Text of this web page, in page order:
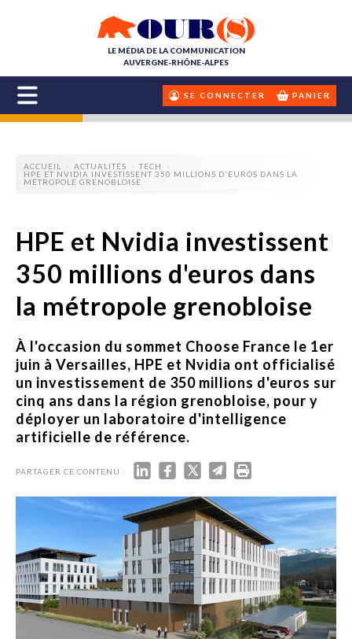
LE MÉDIA DE LA COMMUNICATION
AUVERGNE-RHÔNE-ALPES
SE CONNECTER PANIER
ACCUEIL ACTUALITÉS
TECH
HPE ET NVIDIA INVESTISSENT 350 MILLIONS D'EUROS DANS LA
MÉTROPOLE GRENOBLOISE
HPE et Nvidia investissent
350 millions d'euros dans
la métropole grenobloise
À l'occasion du sommet Choose France le 1er
juin à Versailles, HPE et Nvidia ont officialisé
un investissement de 350 millions d'euros sur
cinq ans dans la région grenobloise, pour y
déployer un laboratoire d'intelligence
artificielle de référence.
PARTAGER CE CONTENU :